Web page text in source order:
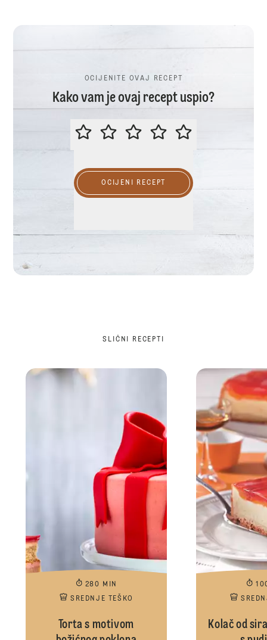
OCIJENITE OVAJ RECEPT
Kako vam je ovaj recept uspio?
OCIJENITE OVAJ RECEPT
OCIJENI RECEPT
SLIČNI RECEPTI
280 MIN
SREDNJE TEŠKO
Torta s motivom
Kolač od